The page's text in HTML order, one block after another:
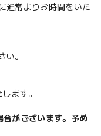
通常よりお時間をいた
い。
ます。
がございます。予め